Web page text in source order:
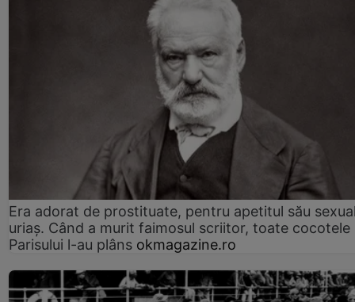
Era adorat de prostituate, pentru apetitul său
uriaș. Când a murit faimosul scriitor, toate cocotele
Parisului l-au plâns okmagazine.ro